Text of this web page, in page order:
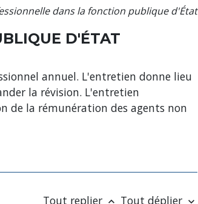
dans la fonction publique d'État
D'ÉTAT
annuel. L'entretien donne lieu
la révision. L'entretien
de la rémunération des agents non
Tout replier keyboard_arrow_up Tout déplier keyboard_arrow_down